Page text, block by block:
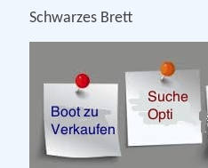
Schwarzes Brett